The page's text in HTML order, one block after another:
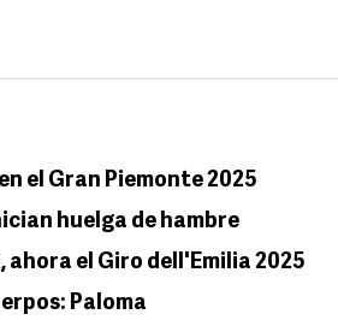
el Gran Piemonte 2025
huelga de hambre
el Giro dell'Emilia 2025
Paloma